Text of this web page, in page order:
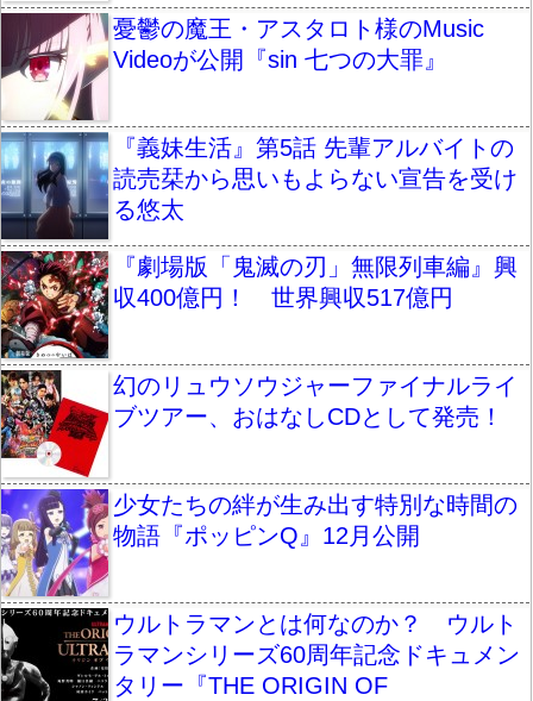
憂鬱の魔王・アスタロト様のMusic
Videoが公開『sin 七つの大罪』
『義妹生活』第5話 先輩アルバイトの
読売栞から思いもよらない宣告を受け
る悠太
『劇場版「鬼滅の刃」無限列車編』興
収400億円！ 世界興収517億円
幻のリュウソウジャーファイナルライ
ブツアー、おはなしCDとして発売！
少女たちの絆が生み出す特別な時間の
物語『ポッピンQ』12月公開
ウルトラマンとは何なのか？ ウルト
ラマンシリーズ60周年記念ドキュメン
タリー『THE ORIGIN OF